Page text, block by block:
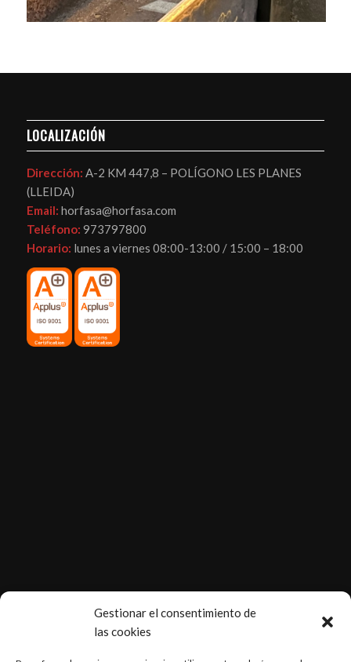
Gestionar el consentimiento de
las cookies
LOCALIZACIÓN
Dirección: A-2 KM 447,8 – POLÍGONO LES PLANES
(LLEIDA)
Email: horfasa@horfasa.com
Teléfono: 973797800
Horario: lunes a viernes 08:00-13:00 / 15:00 – 18:00